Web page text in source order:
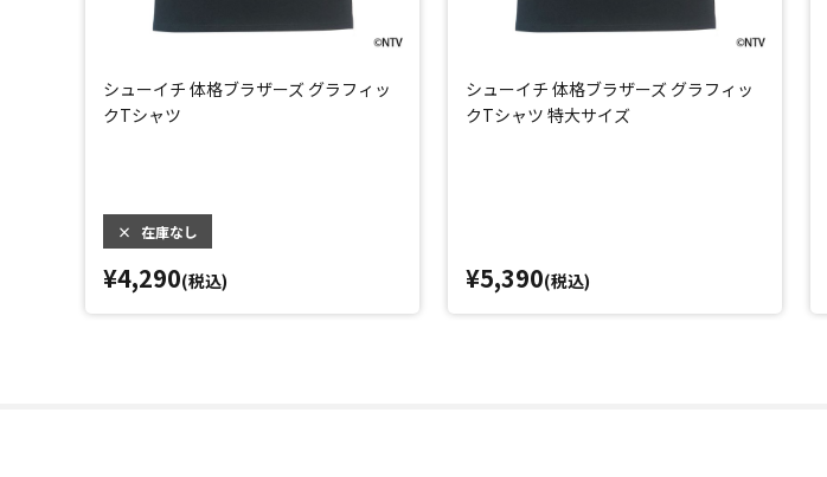
シューイチ 体格ブラザーズ グラフィッ
クTシャツ
× 在庫なし
¥4,290(税込)
シューイチ 体格ブラザーズ グラフィッ
クTシャツ 特大サイズ
¥5,390(税込)